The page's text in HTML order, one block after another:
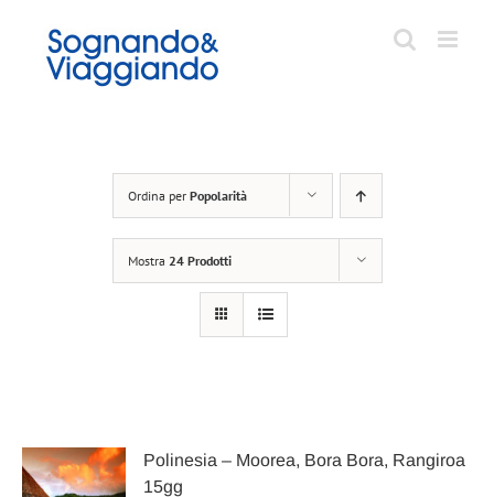
contenuto
Ordina per Popolarità
Mostra 24 Prodotti
Polinesia – Moorea, Bora Bora, Rangiroa
15gg